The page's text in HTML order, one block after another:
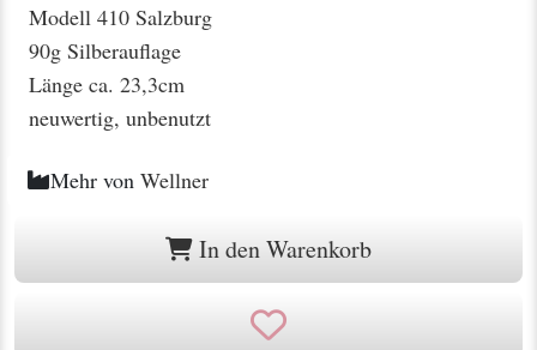
Modell 410 Salzburg
90g Silberauflage
Länge ca. 23,3cm
neuwertig, unbenutzt
Mehr von Wellner
In den Warenkorb